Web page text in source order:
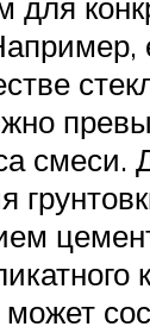
смеси.